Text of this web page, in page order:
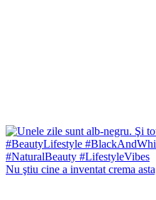
Nu ştiu cine a inventat crema